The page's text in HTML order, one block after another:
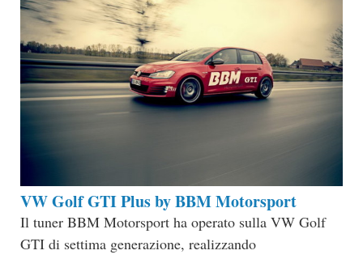
VW Golf GTI Plus by BBM Motorsport
Il tuner BBM Motorsport ha operato sulla VW Golf
GTI di settima generazione, realizzando